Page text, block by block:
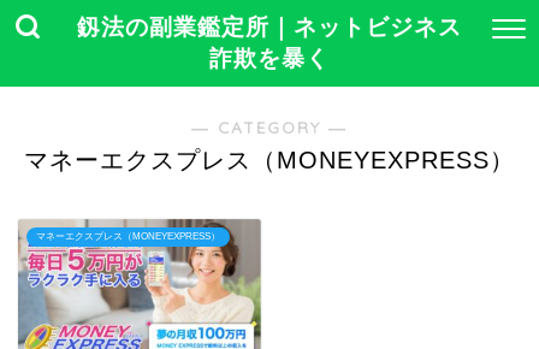
釼法の副業鑑定所｜ネットビジネス
詐欺を暴く
― CATEGORY ―
マネーエクスプレス（MONEYEXPRESS）
マネーエクスプレス（MONEYEXPRESS）